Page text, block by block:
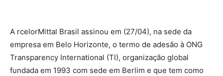
A rcelorMittal Brasil assinou em (27/04), na sede da
empresa em Belo Horizonte, o termo de adesão à ONG
Transparency International (TI), organização global
fundada em 1993 com sede em Berlim e que tem como